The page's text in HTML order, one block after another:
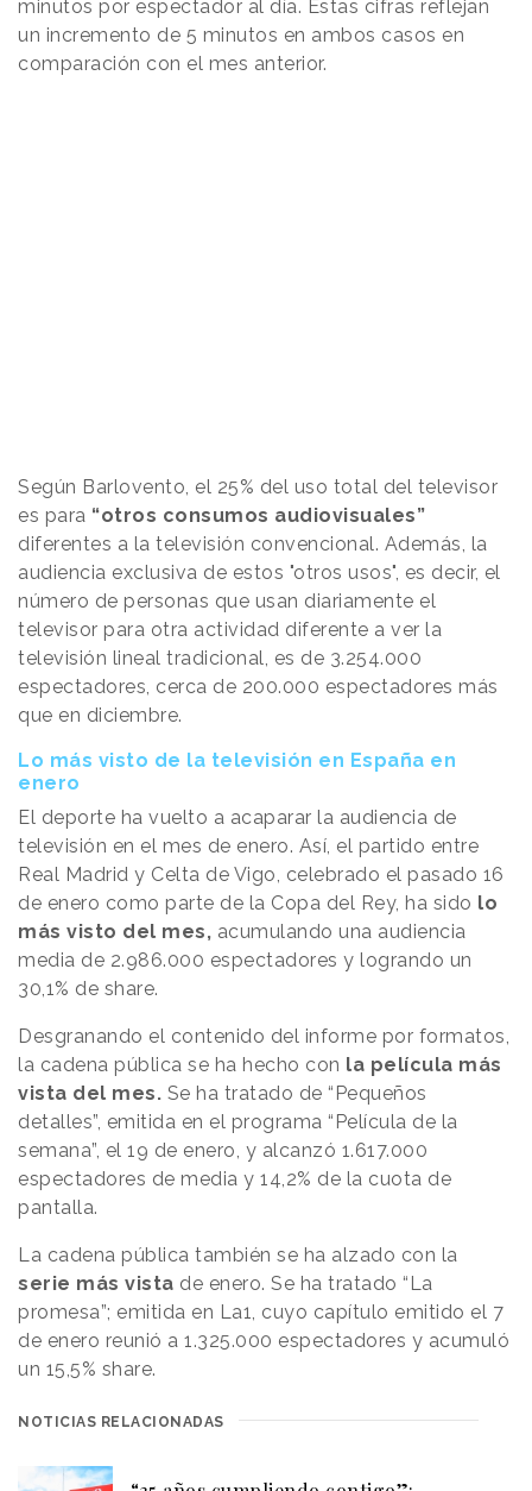
minutos por espectador al día. Estas cifras reflejan
un incremento de 5 minutos en ambos casos en
comparación con el mes anterior.
Según Barlovento, el 25% del uso total del televisor
es para “otros consumos audiovisuales”
diferentes a la televisión convencional. Además, la
audiencia exclusiva de estos "otros usos", es decir, el
número de personas que usan diariamente el
televisor para otra actividad diferente a ver la
televisión lineal tradicional, es de 3.254.000
espectadores, cerca de 200.000 espectadores más
que en diciembre.
Lo más visto de la televisión en España en
enero
El deporte ha vuelto a acaparar la audiencia de
televisión en el mes de enero. Así, el partido entre
Real Madrid y Celta de Vigo, celebrado el pasado 16
de enero como parte de la Copa del Rey, ha sido lo
más visto del mes, acumulando una audiencia
media de 2.986.000 espectadores y logrando un
30,1% de share.
Desgranando el contenido del informe por formatos,
la cadena pública se ha hecho con la película más
vista del mes. Se ha tratado de “Pequeños
detalles”, emitida en el programa “Película de la
semana”, el 19 de enero, y alcanzó 1.617.000
espectadores de media y 14,2% de la cuota de
pantalla.
La cadena pública también se ha alzado con la
serie más vista de enero. Se ha tratado “La
promesa”; emitida en La1, cuyo capítulo emitido el 7
de enero reunió a 1.325.000 espectadores y acumuló
un 15,5% share.
NOTICIAS RELACIONADAS